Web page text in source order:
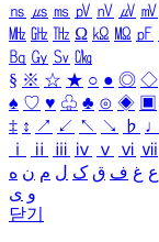
㎱ ㎲ ㎳ ㎴ ㎵ ㎶ ㎷
㎒ ㎓ ㎔ Ω ㏀ ㏁ ㎊
㏃ ㏉ ㏜ ㏆
§ ※ ☆ ★ ○ ● ◎ ◇
♠ ♡ ♥ ♧ ♣ ⊙ ◈ ▣
‡ ↕ ↗ ↙ ↖ ↘ ♭ ♩
ⅰ
ⅱ ⅲ ⅳ ⅴ ⅵ ⅶ
ع غ ف ق ک ل م ن ه
و ی
닫기